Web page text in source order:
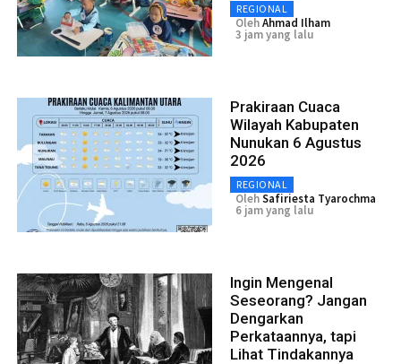
REGIONAL
OlehAhmad Ilham
3 jam yang lalu
Prakiraan Cuaca
Wilayah Kabupaten
Nunukan 6 Agustus
2026
REGIONAL
OlehSafiriesta Tyarochma
6 jam yang lalu
Ingin Mengenal
Seseorang? Jangan
Dengarkan
Perkataannya, tapi
Lihat Tindakannya